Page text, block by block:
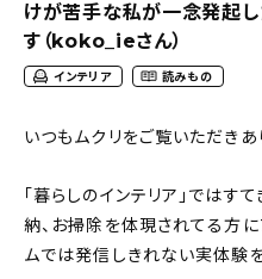
新着記事
けが苦手な私が一念発起
す（koko_ieさん）
インテリア 読みもの
いつもムクリをご覧いただきあ
「暮らしのインテリア」ではす
納、お掃除を体現されてる方に
ムでは発信しきれない実体験